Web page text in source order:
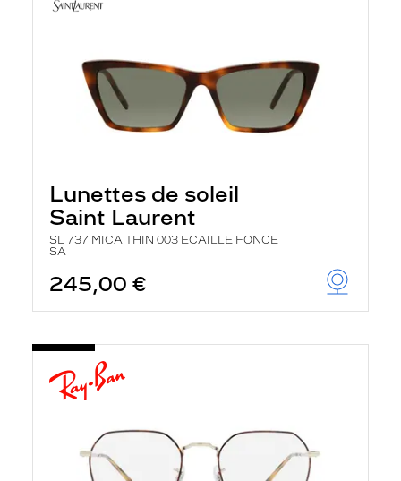
Lunettes de soleil
Saint Laurent
SL 737 MICA THIN 003 ECAILLE FONCE
SA
245,00 €